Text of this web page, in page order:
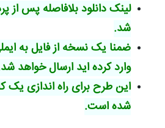
لینک دانلود بلافاصله پس از
شد.
ضمنا یک نسخه از فایل به
وارد کرده اید ارسال خواهد
این طرح برای راه اندازی یک
شده است.